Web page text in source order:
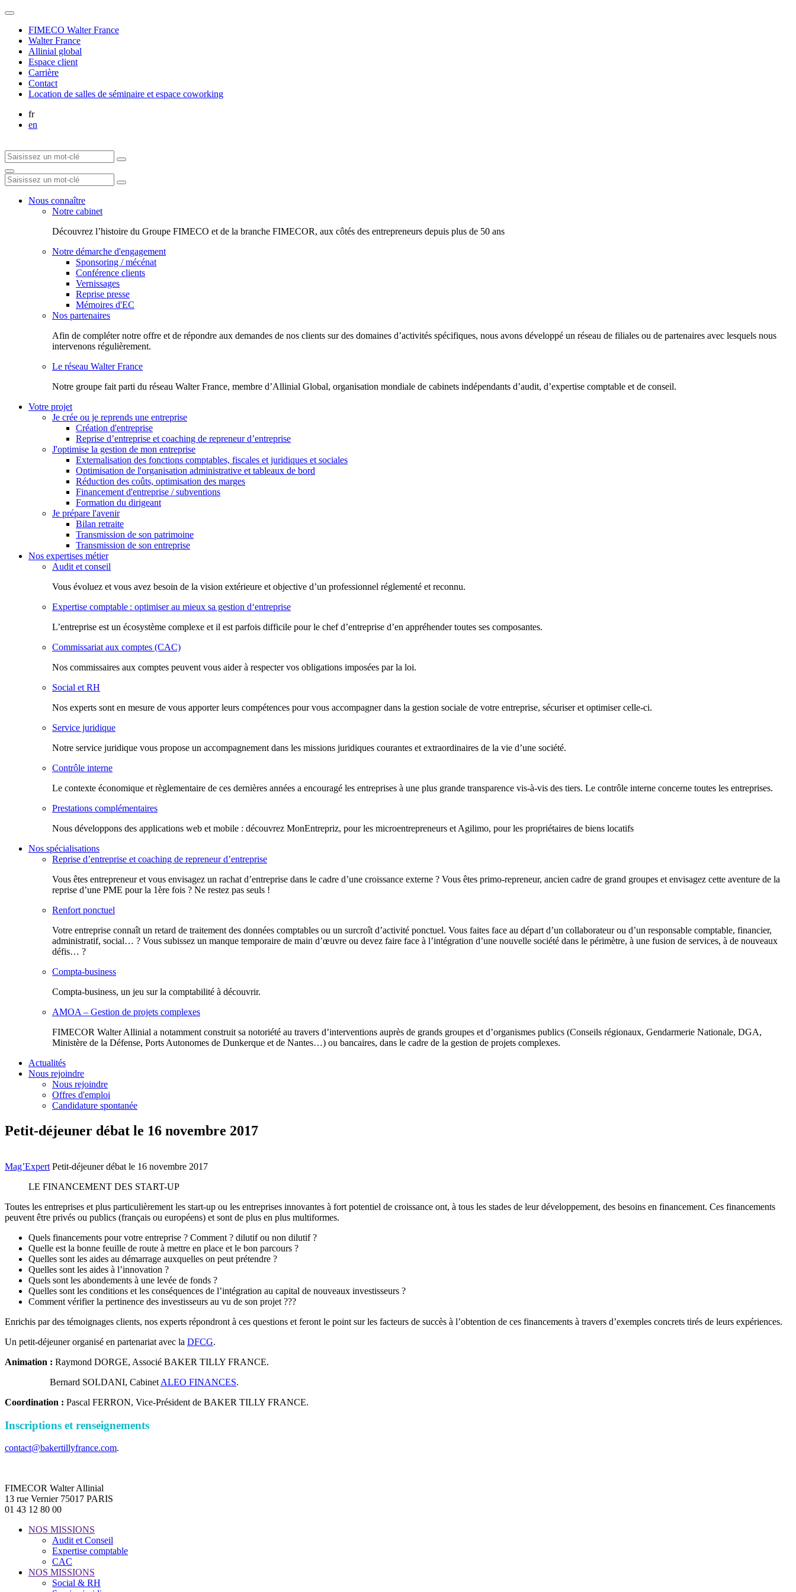
FIMECO Walter France
Walter France
Allinial global
Espace client
Carrière
Contact
Location de salles de séminaire et espace coworking
fr
en
Nous connaître
Notre cabinet
Découvrez l’histoire du Groupe FIMECO et de la branche FIMECOR, aux côtés des entrepreneurs depuis plus de 50 ans
Notre démarche d'engagement
Sponsoring / mécénat
Conférence clients
Vernissages
Reprise presse
Mémoires d'EC
Nos partenaires
Afin de compléter notre offre et de répondre aux demandes de nos clients sur des domaines d’activités spécifiques, nous avons développé un réseau de filiales ou de partenaires avec lesquels nous
intervenons régulièrement.
Le réseau Walter France
Notr​e groupe fait parti du réseau Walter France, membre d’Allinial Global, organisation mondiale de cabinets indépendants d’audit, d’expertise comptable et de conseil.
Votre projet
Je crée ou je reprends une entreprise
Création d'entreprise
Reprise d’entreprise et coaching de repreneur d’entreprise
J'optimise la gestion de mon entreprise
Externalisation des fonctions comptables, fiscales et juridiques et sociales
Optimisation de l'organisation administrative et tableaux de bord
Réduction des coûts, optimisation des marges
Financement d'entreprise / subventions
Formation du dirigeant
Je prépare l'avenir
Bilan retraite
Transmission de son patrimoine
Transmission de son entreprise
Nos expertises métier
Audit et conseil
Vous évoluez et vous avez besoin de la vision extérieure et objective d’un professionnel réglementé et reconnu.
Expertise comptable : optimiser au mieux sa gestion d‘entreprise
L’entreprise est un écosystème complexe et il est parfois difficile pour le chef d’entreprise d’en appréhender toutes ses composantes.
Commissariat aux comptes (CAC)
Nos commissaires aux comptes peuvent vous aider à respecter vos obligations imposées par la loi.
Social et RH
Nos experts sont en mesure de vous apporter leurs compétences pour vous accompagner dans la gestion sociale de votre entreprise, sécuriser et optimiser celle-ci.
Service juridique
Notre service juridique vous propose un accompagnement dans les missions juridiques courantes et extraordinaires de la vie d’une société.
Contrôle interne
Le contexte économique et règlementaire de ces dernières années a encouragé les entreprises à une plus grande transparence vis-à-vis des tiers. Le contrôle interne concerne toutes les entreprises.
Prestations complémentaires
Nous développons des applications web et mobile : découvrez MonEntrepriz, pour les microentrepreneurs et Agilimo, pour les propriétaires de biens locatifs
Nos spécialisations
Reprise d’entreprise et coaching de repreneur d’entreprise
Vous êtes entrepreneur et vous envisagez un rachat d’entreprise dans le cadre d’une croissance externe ? Vous êtes primo-repreneur, ancien cadre de grand groupes et envisagez cette aventure de la
reprise d’une PME pour la 1ère fois ? Ne restez pas seuls !
Renfort ponctuel
Votre entreprise connaît un retard de traitement des données comptables ou un surcroît d’activité ponctuel. Vous faites face au départ d’un collaborateur ou d’un responsable comptable, financier,
administratif, social… ? Vous subissez un manque temporaire de main d’œuvre ou devez faire face à l’intégration d’une nouvelle société dans le périmètre, à une fusion de services, à de nouveaux
défis… ?
Compta-business
Compta-business, un jeu sur la comptabilité à découvrir.
AMOA – Gestion de projets complexes
FIMECOR Walter Allinial a notamment construit sa notoriété au travers d’interventions auprès de grands groupes et d’organismes publics (Conseils régionaux, Gendarmerie Nationale, DGA,
Ministère de la Défense, Ports Autonomes de Dunkerque et de Nantes…) ou bancaires, dans le cadre de la gestion de projets complexes.
Actualités
Nous rejoindre
Nous rejoindre
Offres d'emploi
Candidature spontanée
Petit-déjeuner débat le 16 novembre 2017
Mag’Expert Petit-déjeuner débat le 16 novembre 2017
LE FINANCEMENT DES START-UP
Toutes les entreprises et plus particulièrement les start-up ou les entreprises innovantes à fort potentiel de croissance ont, à tous les stades de leur développement, des besoins en financement. Ces financements
peuvent être privés ou publics (français ou européens) et sont de plus en plus multiformes.
Quels financements pour votre entreprise ? Comment ? dilutif ou non dilutif ?
Quelle est la bonne feuille de route à mettre en place et le bon parcours ?
Quelles sont les aides au démarrage auxquelles on peut prétendre ?
Quelles sont les aides à l’innovation ?
Quels sont les abondements à une levée de fonds ?
Quelles sont les conditions et les conséquences de l’intégration au capital de nouveaux investisseurs ?
Comment vérifier la pertinence des investisseurs au vu de son projet ???
Enrichis par des témoignages clients, nos experts répondront à ces questions et feront le point sur les facteurs de succès à l’obtention de ces financements à travers d’exemples concrets tirés de leurs expériences.
Un petit-déjeuner organisé en partenariat avec la DFCG.
Animation : Raymond DORGE, Associé BAKER TILLY FRANCE.
Bernard SOLDANI, Cabinet ALEO FINANCES.
Coordination : Pascal FERRON, Vice-Président de BAKER TILLY FRANCE.
Inscriptions et renseignements
contact@bakertillyfrance.com.
FIMECOR Walter Allinial
13 rue Vernier 75017 PARIS
01 43 12 80 00
NOS MISSIONS
Audit et Conseil
Expertise comptable
CAC
NOS MISSIONS
Social & RH